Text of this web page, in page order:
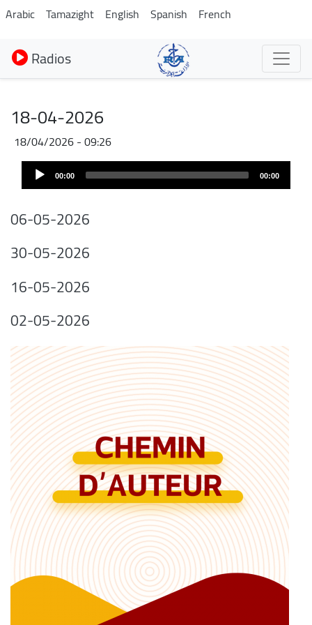
Aller
au
contenu
principal
Arabic Tamazight English Spanish French
Radios
18-04-2026
18/04/2026 - 09:26
Fichier
Audio
Player 00:00 00:00
06-05-2026
30-05-2026
16-05-2026
02-05-2026